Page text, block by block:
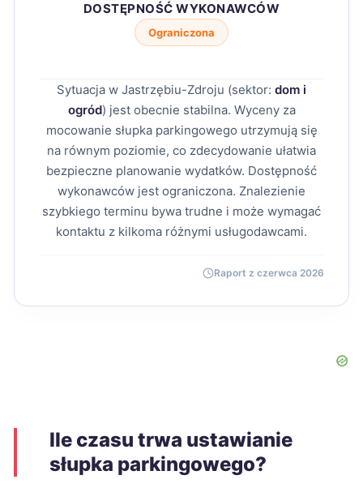
DOSTĘPNOŚĆ WYKONAWCÓW
Ograniczona
Sytuacja w Jastrzębiu-Zdroju (sektor: dom i
ogród) jest obecnie stabilna. Wyceny za
mocowanie słupka parkingowego utrzymują się
na równym poziomie, co zdecydowanie ułatwia
bezpieczne planowanie wydatków. Dostępność
wykonawców jest ograniczona. Znalezienie
szybkiego terminu bywa trudne i może wymagać
kontaktu z kilkoma różnymi usługodawcami.
Raport z czerwca 2026
Ile czasu trwa ustawianie
słupka parkingowego?